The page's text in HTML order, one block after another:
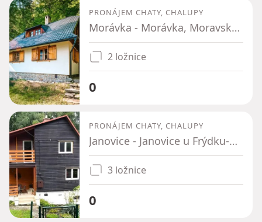
PRONÁJEM CHATY, CHALUPY
Morávka - Morávka, Moravskoslezský kraj
2 ložnice
0
PRONÁJEM CHATY, CHALUPY
Janovice - Janovice u Frýdku-Místku, Moravskoslezský kraj
3 ložnice
0